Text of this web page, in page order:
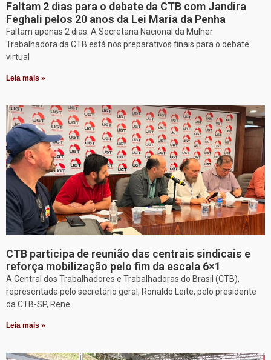
Faltam 2 dias para o debate da CTB com Jandira
Feghali pelos 20 anos da Lei Maria da Penha
Faltam apenas 2 dias. A Secretaria Nacional da Mulher
Trabalhadora da CTB está nos preparativos finais para o debate
virtual
Leia mais »
CTB participa de reunião das centrais sindicais e
reforça mobilização pelo fim da escala 6×1
A Central dos Trabalhadores e Trabalhadoras do Brasil (CTB),
representada pelo secretário geral, Ronaldo Leite, pelo presidente
da CTB-SP, Rene
Leia mais »